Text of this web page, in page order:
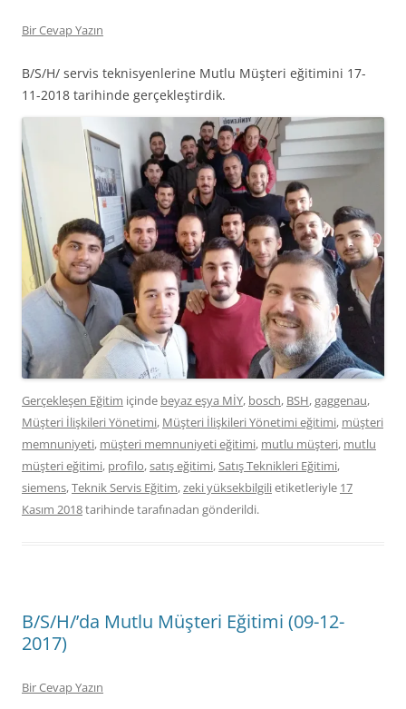
Bir Cevap Yazın
B/S/H/ servis teknisyenlerine Mutlu Müşteri eğitimini 17-
11-2018 tarihinde gerçekleştirdik.
Gerçekleşen Eğitim içinde beyaz eşya MİY, bosch, BSH,gaggenau,
Müşteri İlişkileri Yönetimi, Müşteri İlişkileri Yönetimi eğitimi, müşteri
memnuniyeti, müşteri memnuniyeti eğitimi, mutlu müşteri, mutlu
müşteri eğitimi, profilo,satış eğitimi,Satış Teknikleri Eğitimi,
siemens,Teknik Servis Eğitim,zeki yüksekbilgilietiketleriyle 17
Kasım 2018tarihindetarafınadan gönderildi.
B/S/H/’da Mutlu Müşteri Eğitimi (09-12-
2017)
Bir Cevap Yazın